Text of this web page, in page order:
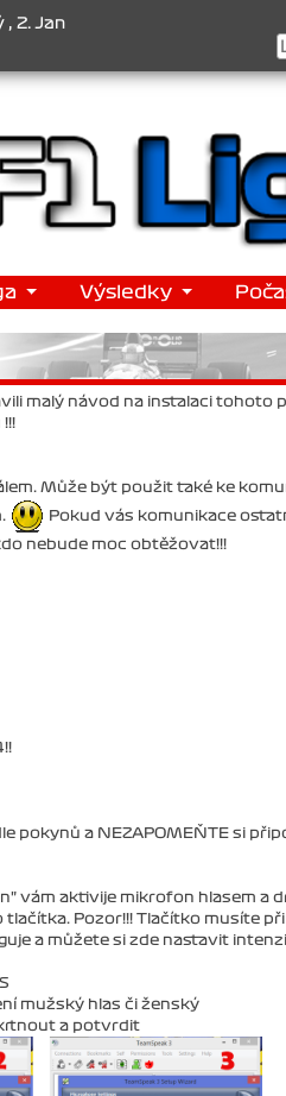
Nováček , 3. Jakub Chmelík ,
Výsledky
malý návod na instalaci tohoto
Může být použit také ke
Pokud vás komunikace
nebude moc obtěžovat!!!
pokynů a NEZAPOMEŇTE si
vám aktivije mikrofon hlasem a
Pozor!!! Tlačítko musíte
a můžete si zde nastavit
mužský hlas či ženský
a potvrdit